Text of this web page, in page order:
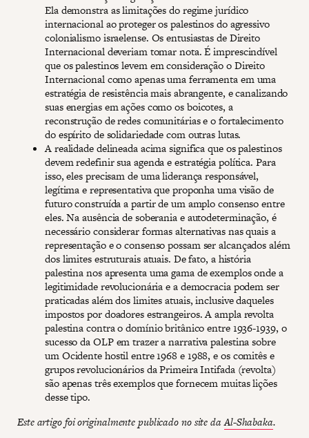
Ela demonstra as limitações do regime jurídico
internacional ao proteger os palestinos do agressivo
colonialismo israelense. Os entusiastas de Direito
Internacional deveriam tomar nota. É imprescindível
que os palestinos levem em consideração o Direito
Internacional como apenas uma ferramenta em uma
estratégia de resistência mais abrangente, e canalizando
suas energias em ações como os boicotes, a
reconstrução de redes comunitárias e o fortalecimento
do espírito de solidariedade com outras lutas.
A realidade delineada acima significa que os palestinos
devem redefinir sua agenda e estratégia política. Para
isso, eles precisam de uma liderança responsável,
legítima e representativa que proponha uma visão de
futuro construída a partir de um amplo consenso entre
eles. Na ausência de soberania e autodeterminação, é
necessário considerar formas alternativas nas quais a
representação e o consenso possam ser alcançados além
dos limites estruturais atuais. De fato, a história
palestina nos apresenta uma gama de exemplos onde a
legitimidade revolucionária e a democracia podem ser
praticadas além dos limites atuais, inclusive daqueles
impostos por doadores estrangeiros. A ampla revolta
palestina contra o domínio britânico entre 1936-1939, o
sucesso da OLP em trazer a narrativa palestina sobre
um Ocidente hostil entre 1968 e 1988, e os comitês e
grupos revolucionários da Primeira Intifada (revolta)
são apenas três exemplos que fornecem muitas lições
desse tipo.
Este artigo foi originalmente publicado no site daAl-Shabaka.